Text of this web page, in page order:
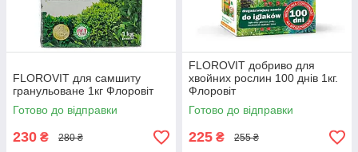
FLOROVIT для самшиту
гранульоване 1кг Флоровіт
Готово до відправки
230 ₴ 280 ₴
FLOROVIT добриво для
хвойних рослин 100 днів 1кг.
Флоровіт
Готово до відправки
225 ₴ 255 ₴